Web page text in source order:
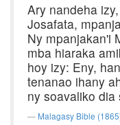
Ary nandeha
Josafata,
Ny mpanjakan'i
mba hiaraka
hoy izy: Eny,
tenanao ihany
ny soavaliko dia
Malagasy Bible